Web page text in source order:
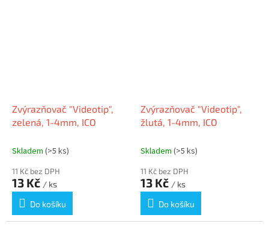
Zvýrazňovač "Videotip",
zelená, 1-4mm, ICO
Skladem (>5 ks)
11 Kč bez DPH
13 Kč / ks
Do košíku
Zvýrazňovač "Videotip",
žlutá, 1-4mm, ICO
Skladem (>5 ks)
11 Kč bez DPH
13 Kč / ks
Do košíku